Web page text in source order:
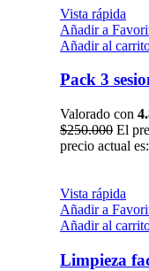
Vista rápida
Añadir a
Añadir al
Pack 3
Valorado con
$250.000 El
precio actual
Vista rápida
Añadir a
Añadir al
Limpieza